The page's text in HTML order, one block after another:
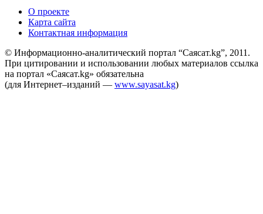
О проекте
Карта сайта
Контактная информация
© Информационно-аналитический портал “Саясат.kg”, 2011.
При цитировании и использовании любых материалов ссылка
на портал «Саясат.kg» обязательна
(для Интернет–изданий — www.sayasat.kg)